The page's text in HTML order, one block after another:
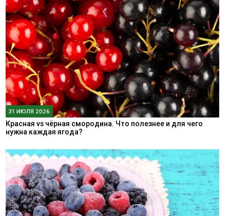
31 ИЮЛЯ 2026
Красная vs чёрная смородина. Что полезнее и для чего
нужна каждая ягода?